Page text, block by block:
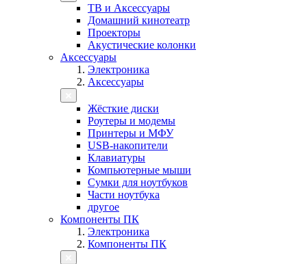
ТВ и Аксессуары
Домашний кинотеатр
Проекторы
Акустические колонки
Аксессуары
Электроника
Аксессуары
Жёсткие диски
Роутеры и модемы
Принтеры и МФУ
USB-накопители
Клавиатуры
Компьютерные мыши
Сумки для ноутбуков
Части ноутбука
другое
Компоненты ПК
Электроника
Компоненты ПК